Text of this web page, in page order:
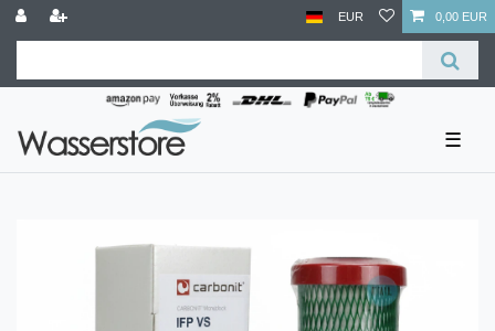
EUR 0,00 EUR
☰